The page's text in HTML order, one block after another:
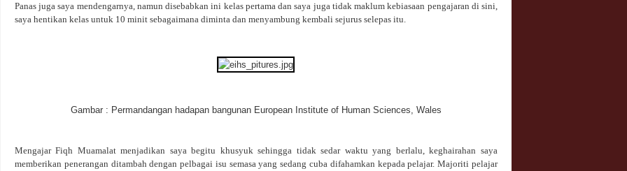
Panas juga saya mendengarnya, namun disebabkan ini kelas pertama dan saya juga tidak maklum kebiasaan pengajaran di sini,
saya hentikan kelas untuk 10 minit sebagaimana diminta dan menyambung kembali sejurus selepas itu.
Gambar : Permandangan hadapan bangunan European Institute of Human Sciences, Wales
Mengajar Fiqh Muamalat menjadikan saya begitu khusyuk sehingga tidak sedar waktu yang berlalu, keghairahan saya
memberikan penerangan ditambah dengan pelbagai isu semasa yang sedang cuba difahamkan kepada pelajar. Majoriti pelajar